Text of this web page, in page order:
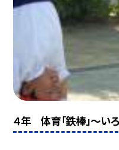
４年 体育「鉄棒」〜い